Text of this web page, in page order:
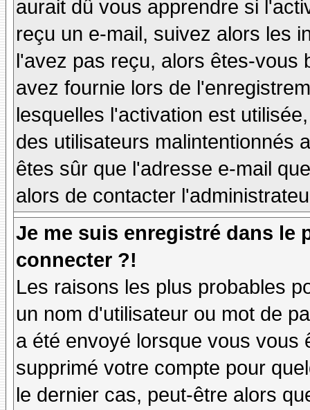
aurait dû vous apprendre si
reçu un e-mail, suivez alors les
l'avez pas reçu, alors êtes-vous
avez fournie lors de
lesquelles l'activation est
des utilisateurs malintentionnés
êtes sûr que l'adresse e-mail
alors de contacter
Je me suis enregistré dans le
connecter ?!
Les raisons les plus probables
un nom d'utilisateur ou mot de
a été envoyé lorsque vous vous
supprimé votre compte pour
le dernier cas, peut-être alors